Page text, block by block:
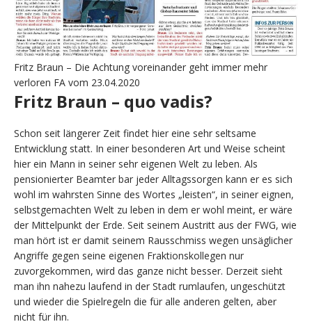
Fritz Braun – Die Achtung voreinander geht immer mehr
verloren FA vom 23.04.2020
Fritz Braun – quo vadis?
Schon seit längerer Zeit findet hier eine sehr seltsame
Entwicklung statt. In einer besonderen Art und Weise scheint
hier ein Mann in seiner sehr eigenen Welt zu leben. Als
pensionierter Beamter bar jeder Alltagssorgen kann er es sich
wohl im wahrsten Sinne des Wortes „leisten“, in seiner eignen,
selbstgemachten Welt zu leben in dem er wohl meint, er wäre
der Mittelpunkt der Erde. Seit seinem Austritt aus der FWG, wie
man hört ist er damit seinem Rausschmiss wegen unsäglicher
Angriffe gegen seine eigenen Fraktionskollegen nur
zuvorgekommen, wird das ganze nicht besser. Derzeit sieht
man ihn nahezu laufend in der Stadt rumlaufen, ungeschützt
und wieder die Spielregeln die für alle anderen gelten, aber
nicht für ihn.